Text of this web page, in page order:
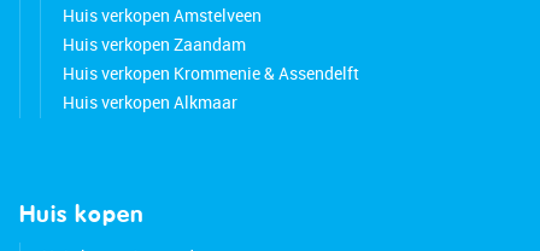
Huis verkopen Amstelveen
Huis verkopen Zaandam
Huis verkopen Krommenie & Assendelft
Huis verkopen Alkmaar
Huis kopen